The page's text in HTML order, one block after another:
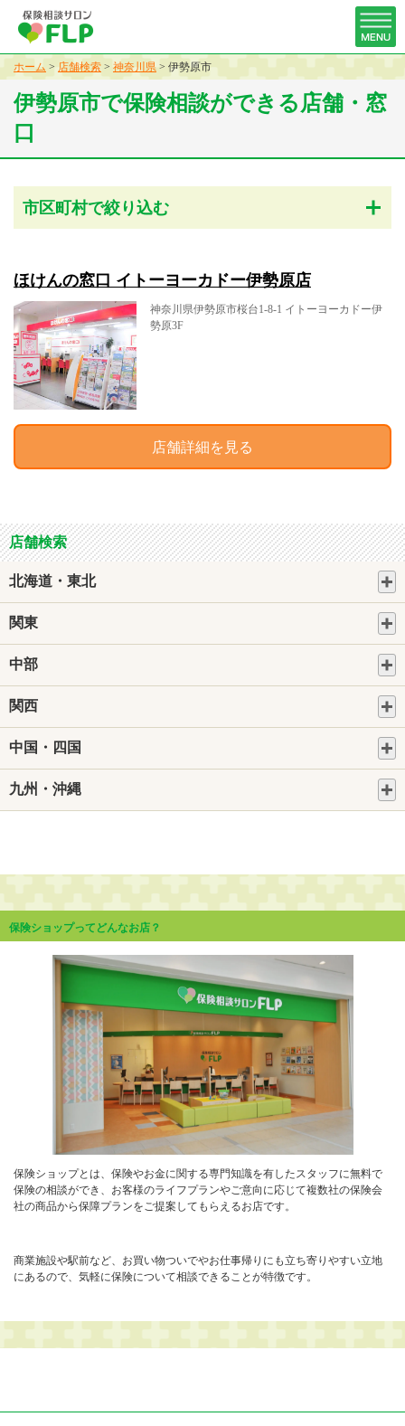
ホーム > 店舗検索 > 神奈川県 > 伊勢原市
伊勢原市で保険相談ができる店舗・窓
口
市区町村で絞り込む
ほけんの窓口 イトーヨーカドー伊勢原店
神奈川県伊勢原市桜台1-8-1 イトーヨーカドー伊
勢原3F
店舗詳細を見る
店舗検索
北海道・東北
関東
中部
関西
中国・四国
九州・沖縄
保険ショップってどんなお店？
保険ショップとは、保険やお金に関する専門知識を有したスタッフに無料で
保険の相談ができ、お客様のライフプランやご意向に応じて複数社の保険会
社の商品から保障プランをご提案してもらえるお店です。
商業施設や駅前など、お買い物ついでやお仕事帰りにも立ち寄りやすい立地
にあるので、気軽に保険について相談できることが特徴です。